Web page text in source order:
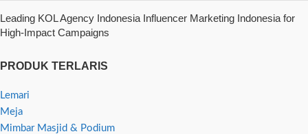
Leading KOL Agency Indonesia Influencer Marketing Indonesia for
High-Impact Campaigns
PRODUK TERLARIS
Lemari
Meja
Mimbar Masjid & Podium